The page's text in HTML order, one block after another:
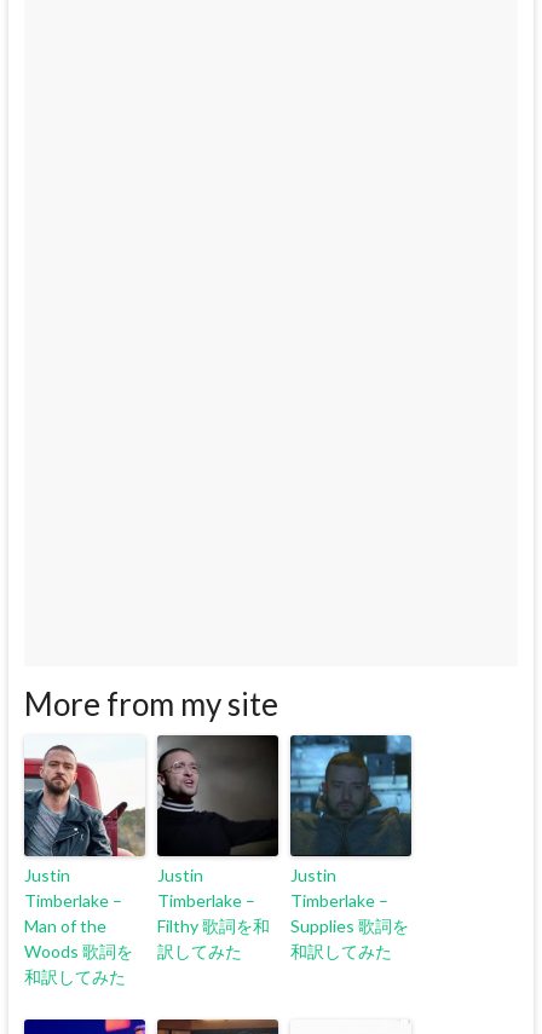
More from my site
Justin
Timberlake –
Man of the
Woods 歌詞を
和訳してみた
Justin
Timberlake –
Filthy 歌詞を和
訳してみた
Justin
Timberlake –
Supplies 歌詞を
和訳してみた